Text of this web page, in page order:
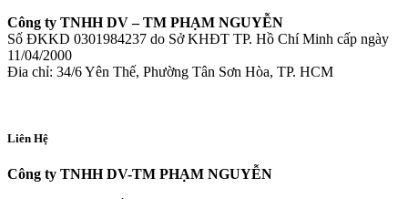
Công ty TNHH DV – TM PHẠM NGUYỄN
Số ĐKKD 0301984237 do Sở KHĐT TP. Hồ Chí Minh cấp ngày
11/04/2000
Đia chỉ: 34/6 Yên Thế, Phường Tân Sơn Hòa, TP. HCM
Liên Hệ
Công ty TNHH DV-TM PHẠM NGUYỄN